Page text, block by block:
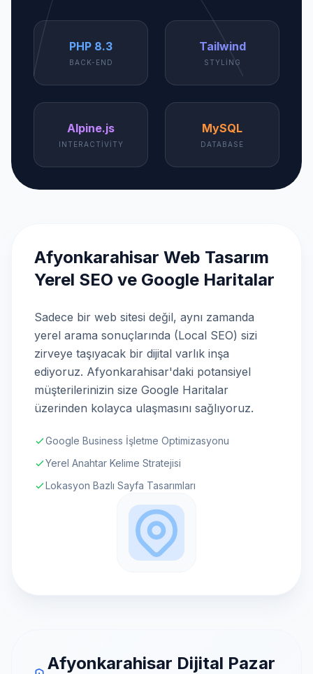
PHP 8.3
BACK-END
Tailwind
STYLING
Alpine.js
INTERACTIVITY
MySQL
DATABASE
Afyonkarahisar Web Tasarım
Yerel SEO ve Google Haritalar
Sadece bir web sitesi değil, aynı zamanda
yerel arama sonuçlarında (Local SEO) sizi
zirveye taşıyacak bir dijital varlık inşa
ediyoruz. Afyonkarahisar'daki potansiyel
müşterilerinizin size Google Haritalar
üzerinden kolayca ulaşmasını sağlıyoruz.
Google Business İşletme Optimizasyonu
Yerel Anahtar Kelime Stratejisi
Lokasyon Bazlı Sayfa Tasarımları
Afyonkarahisar Dijital Pazar